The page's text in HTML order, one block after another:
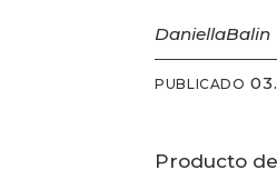
DaniellaBalin
PUBLICADO
Producto